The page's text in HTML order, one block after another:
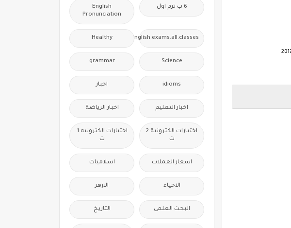
6 ب ترم اول
English
Pronunciation
Free.English.exams.all.classes
Healthy
Science
grammar
idioms اخبار
اخبار التعليم اخبار الرياضة
اختبارات الكترونية 2
ث
اختبارات الكترونيه 1
ث
اسعار العملات اسلاميات
الاحياء الازهر
البحث العلمى التاريخ